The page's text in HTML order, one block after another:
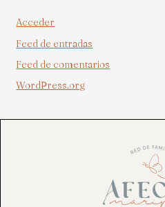
Acceder
Feed de entradas
Feed de comentarios
WordPress.org